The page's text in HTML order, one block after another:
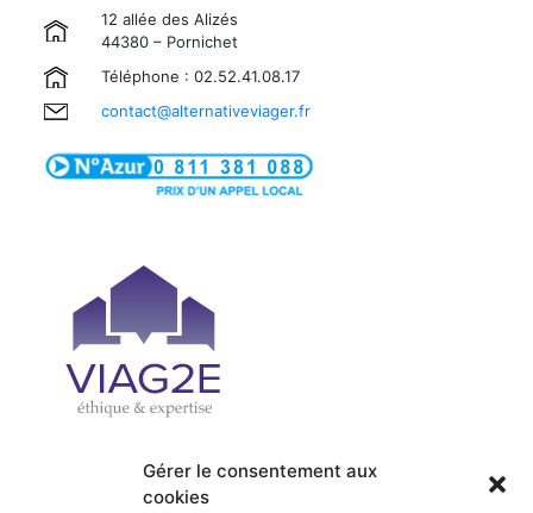
Gérer le consentement aux
cookies
12 allée des Alizés
44380 – Pornichet
Téléphone : 02.52.41.08.17
contact@alternativeviager.fr